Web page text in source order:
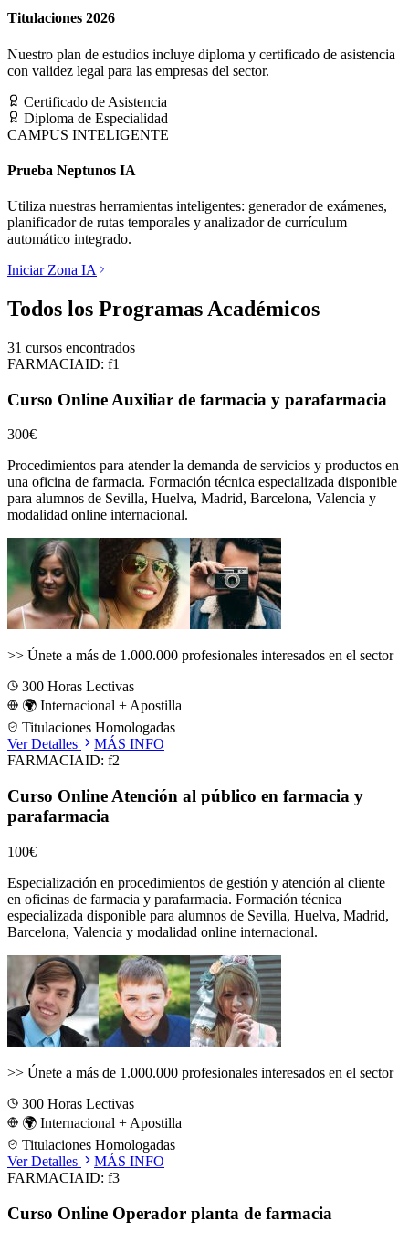
Titulaciones 2026
Nuestro plan de estudios incluye diploma y certificado de asistencia
con validez legal para las empresas del sector.
Certificado de Asistencia
Diploma de Especialidad
CAMPUS INTELIGENTE
Prueba Neptunos IA
Utiliza nuestras herramientas inteligentes: generador de exámenes,
planificador de rutas temporales y analizador de currículum
automático integrado.
Iniciar Zona IA
Todos los Programas Académicos
31 cursos encontrados
FARMACIAID: f1
Curso Online Auxiliar de farmacia y parafarmacia
300€
Procedimientos para atender la demanda de servicios y productos en
una oficina de farmacia. Formación técnica especializada disponible
para alumnos de Sevilla, Huelva, Madrid, Barcelona, Valencia y
modalidad online internacional.
>> Únete a más de 1.000.000 profesionales interesados en el sector
300 Horas Lectivas
🌍 Internacional + Apostilla
Titulaciones Homologadas
Ver Detalles
MÁS INFO
FARMACIAID: f2
Curso Online Atención al público en farmacia y
parafarmacia
100€
Especialización en procedimientos de gestión y atención al cliente
en oficinas de farmacia y parafarmacia. Formación técnica
especializada disponible para alumnos de Sevilla, Huelva, Madrid,
Barcelona, Valencia y modalidad online internacional.
>> Únete a más de 1.000.000 profesionales interesados en el sector
300 Horas Lectivas
🌍 Internacional + Apostilla
Titulaciones Homologadas
Ver Detalles
MÁS INFO
FARMACIAID: f3
Curso Online Operador planta de farmacia